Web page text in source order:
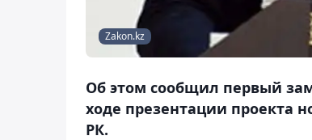
Zakon.kz
Об этом сообщил первый
ходе презентации проекта
РК.